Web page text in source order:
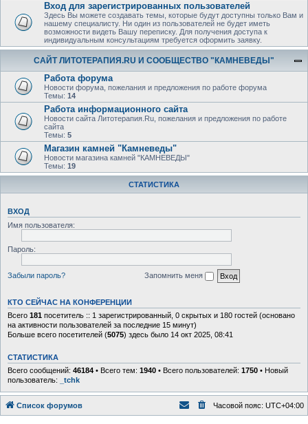
Вход для зарегистрированных пользователей
Здесь Вы можете создавать темы, которые будут доступны только Вам и
нашему специалисту. Ни один из пользователей не будет иметь
возможности видеть Вашу переписку. Для получения доступа к
индивидуальным консультациям требуется оформить заявку.
САЙТ ЛИТОТЕРАПИЯ.RU И СООБЩЕСТВО "КАМНЕВЕДЫ"
Работа форума
Новости форума, пожелания и предложения по работе форума
Темы: 14
Работа информационного сайта
Новости сайта Литотерапия.Ru, пожелания и предложения по работе
сайта
Темы: 5
Магазин камней "Камневеды"
Новости магазина камней "КАМНЕВЕДЫ"
Темы: 19
СТАТИСТИКА
ВХОД
Имя пользователя:
Пароль:
Забыли пароль? Запомнить меня
КТО СЕЙЧАС НА КОНФЕРЕНЦИИ
Всего 181 посетитель :: 1 зарегистрированный, 0 скрытых и 180 гостей (основано
на активности пользователей за последние 15 минут)
Больше всего посетителей (5075) здесь было 14 окт 2025, 08:41
СТАТИСТИКА
Всего сообщений: 46184 • Всего тем: 1940 • Всего пользователей: 1750 • Новый
пользователь:
_tchk
Список форумов Часовой пояс: UTC+04:00